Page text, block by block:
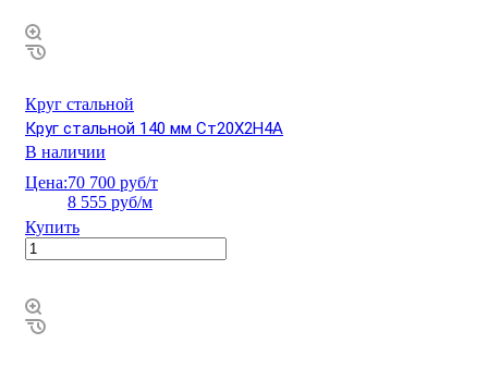
Круг стальной
Круг стальной 140 мм Ст20Х2Н4А
В наличии
Цена:70 700 руб/т
8 555 руб/м
Купить